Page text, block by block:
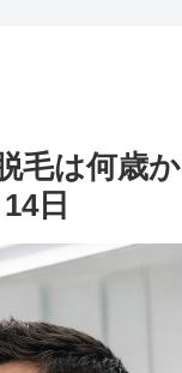
毛は何歳か
日